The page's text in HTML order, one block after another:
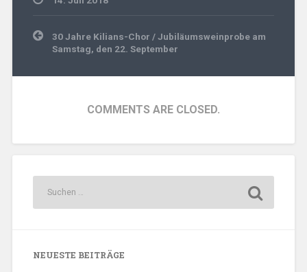
Beitragsnavigation
30 Jahre Kilians-Chor / Jubiläumsweinprobe am
Samstag, den 22. September
COMMENTS ARE CLOSED.
NEUESTE BEITRÄGE